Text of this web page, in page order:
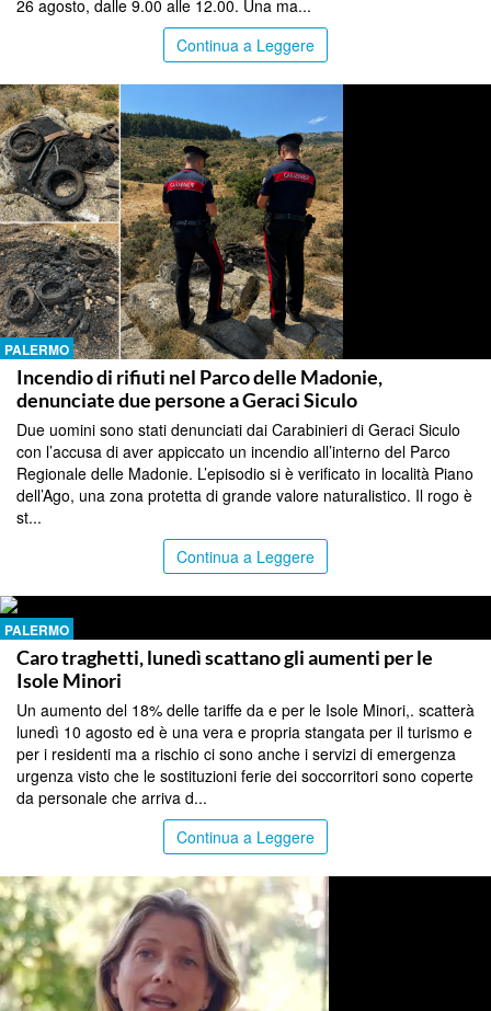
26 agosto, dalle 9.00 alle 12.00. Una ma...
Continua a Leggere
PALERMO
Incendio di rifiuti nel Parco delle Madonie,
denunciate due persone a Geraci Siculo
Due uomini sono stati denunciati dai Carabinieri di Geraci Siculo
con l’accusa di aver appiccato un incendio all’interno del Parco
Regionale delle Madonie. L’episodio si è verificato in località Piano
dell’Ago, una zona protetta di grande valore naturalistico. Il rogo è
st...
Continua a Leggere
PALERMO
Caro traghetti, lunedì scattano gli aumenti per le
Isole Minori
Un aumento del 18% delle tariffe da e per le Isole Minori,. scatterà
lunedì 10 agosto ed è una vera e propria stangata per il turismo e
per i residenti ma a rischio ci sono anche i servizi di emergenza
urgenza visto che le sostituzioni ferie dei soccorritori sono coperte
da personale che arriva d...
Continua a Leggere